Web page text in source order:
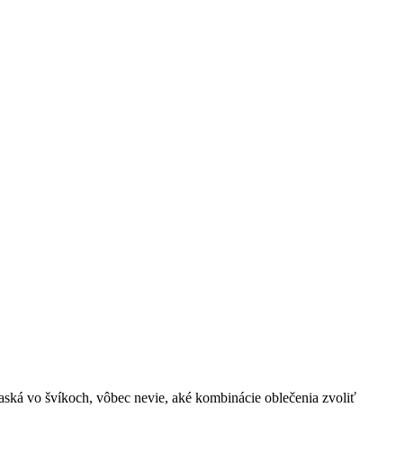
vo švíkoch, vôbec nevie, aké kombinácie oblečenia zvoliť